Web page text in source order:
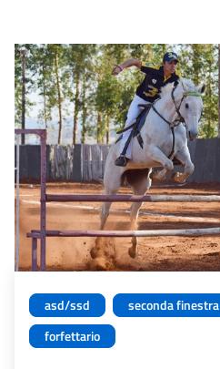
asd/ssd
seconda finestra
forfettario